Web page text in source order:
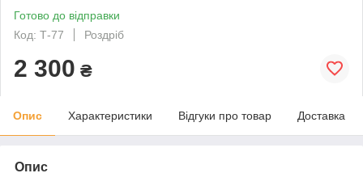
Готово до відправки
Код: Т-77
Роздріб
2 300 ₴
Опис Характеристики Відгуки про товар Доставка
Опис